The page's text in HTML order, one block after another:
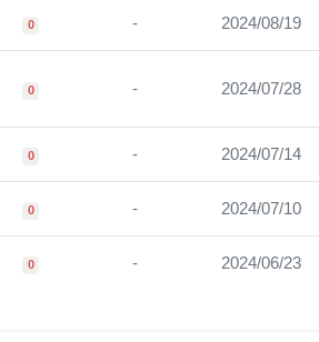
0 - 2024/08/19
0 - 2024/07/28
0 - 2024/07/14
0 - 2024/07/10
0 - 2024/06/23